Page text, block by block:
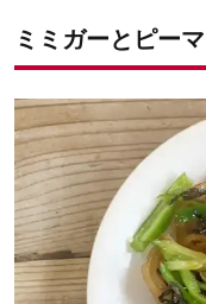
ミミガーとピー